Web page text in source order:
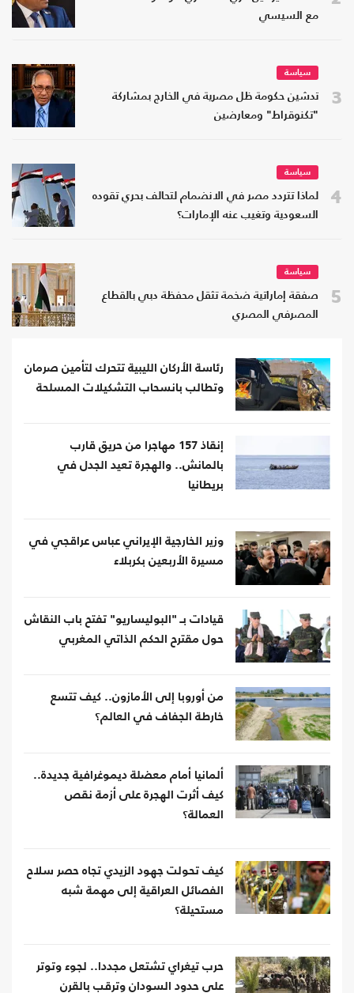
مع السيسي
3
سياسة
تدشين حكومة ظل مصرية في الخارج بمشاركة
"تكنوقراط" ومعارضين
4
سياسة
لماذا تتردد مصر في الانضمام لتحالف بحري تقوده
السعودية وتغيب عنه الإمارات؟
5
سياسة
صفقة إماراتية ضخمة تثقل محفظة دبي بالقطاع
المصرفي المصري
رئاسة الأركان الليبية تتحرك لتأمين صرمان
وتطالب بانسحاب التشكيلات المسلحة
إنقاذ 157 مهاجرا من حريق قارب
بالمانش.. والهجرة تعيد الجدل في
بريطانيا
وزير الخارجية الإيراني عباس عراقجي في
مسيرة الأربعين بكربلاء
قيادات بـ "البوليساريو" تفتح باب النقاش
حول مقترح الحكم الذاتي المغربي
من أوروبا إلى الأمازون.. كيف تتسع
خارطة الجفاف في العالم؟
ألمانيا أمام معضلة ديموغرافية جديدة..
كيف أثرت الهجرة على أزمة نقص
العمالة؟
كيف تحولت جهود الزيدي تجاه حصر سلاح
الفصائل العراقية إلى مهمة شبه
مستحيلة؟
حرب تيغراي تشتعل مجددا.. لجوء وتوتر
على حدود السودان وترقب بالقرن